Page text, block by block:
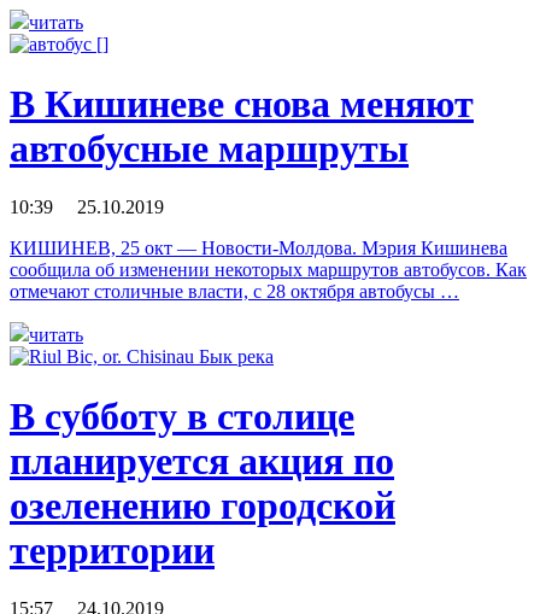
читать
В Кишиневе снова меняют
автобусные маршруты
10:39 25.10.2019
КИШИНЕВ, 25 окт — Новости-Молдова. Мэрия Кишинева
сообщила об изменении некоторых маршрутов автобусов. Как
отмечают столичные власти, с 28 октября автобусы …
читать
В субботу в столице
планируется акция по
озеленению городской
территории
15:57 24.10.2019